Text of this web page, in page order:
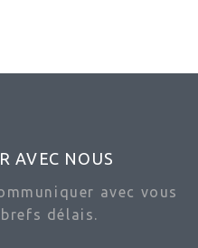
AVEC NOUS
avec vous
délais.